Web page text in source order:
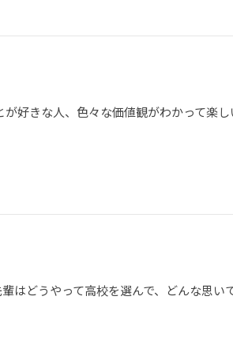
好きな人、色々な価値観がわかって楽し
はどうやって高校を選んで、どんな思い